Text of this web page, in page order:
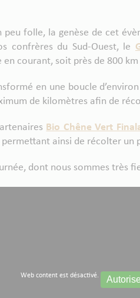
peu folle, la genèse de cet
confrères du Sud-Ouest, le
en courant, soit près de 800
en une boucle
de kilomètres afin de
Bio Chêne Vert
ainsi de récolter un
dont nous sommes très
Web content est désactivé.